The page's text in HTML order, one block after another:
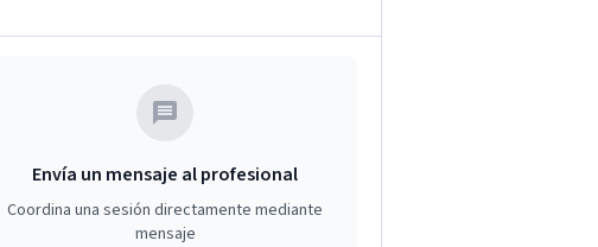
Envía un mensaje al profesional
Coordina una sesión directamente mediante
mensaje